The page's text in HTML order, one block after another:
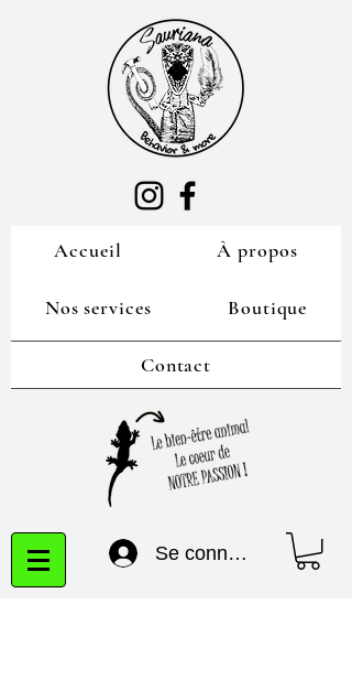
Accueil À propos
Nos services Boutique
Contact
Se connecter